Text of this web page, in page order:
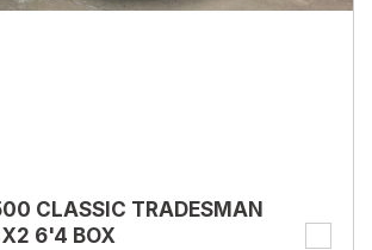
CLASSIC TRADESMAN
6'4 BOX